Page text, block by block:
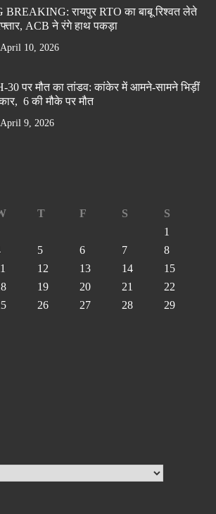
BREAKING: रायपुर RTO का बाबू रिश्वत लेते
ACB ने रंगे हाथ पकड़ा
April 10, 2026
30 पर मौत का तांडव: कांकेर में आमने-सामने भिड़ीं
6 की मौके पर मौत
April 9, 2026
T F S
S
1
5 6 7
8
12 13 14
15
19 20 21
22
26 27 28
29